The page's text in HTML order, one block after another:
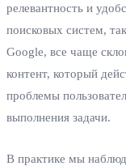
релевантность и
поисковых систем,
Google, все чаще
контент, который
проблемы
выполнения задачи.
В практике мы